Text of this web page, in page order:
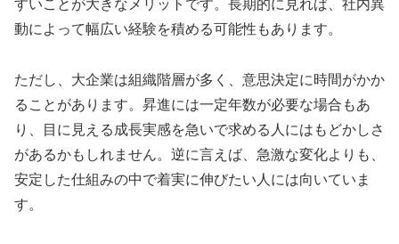
すいことが大きなメリットです。長期的に見れば、社内異
動によって幅広い経験を積める可能性もあります。
ただし、大企業は組織階層が多く、意思決定に時間がかか
ることがあります。昇進には一定年数が必要な場合もあ
り、目に見える成長実感を急いで求める人にはもどかしさ
があるかもしれません。逆に言えば、急激な変化よりも、
安定した仕組みの中で着実に伸びたい人には向いていま
す。